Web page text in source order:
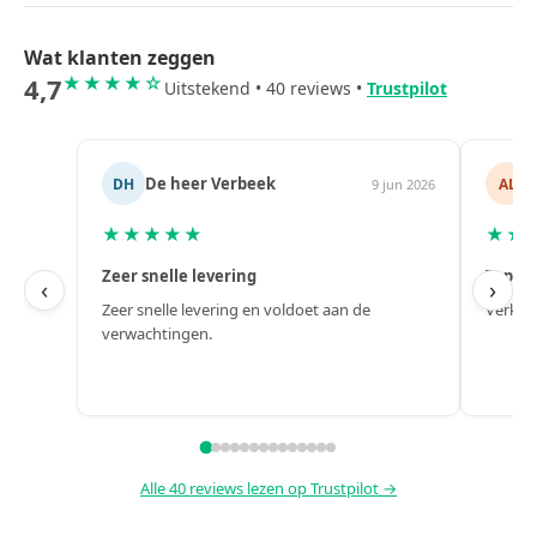
Wat klanten zeggen
4,7★★★★☆ Uitstekend • 40 reviews • Trustpilot
AL Alex 6 jun 2026
★★★★★
Top!
Verkoop, levering en naverkoop zijn perfect.
JM
Hele
Hele
‹ ›
Alle 40 reviews lezen op Trustpilot →